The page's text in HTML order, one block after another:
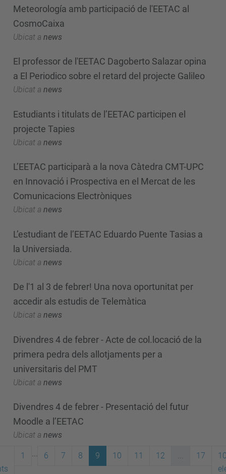
Meteorología amb participació de l'EETAC al
CosmoCaixa
Ubicat a news
El professor de l'EETAC Dagoberto Salazar opina
a El Periodico sobre el retard del projecte Galileo
Ubicat a news
Estudiants i titulats de l’EETAC participen el
projecte Tapies
Ubicat a news
L’EETAC participarà a la nova Càtedra CMT-UPC
en Innovació i Prospectiva en el Mercat de les
Comunicacions Electròniques
Ubicat a news
L’estudiant de l’EETAC Eduardo Puente Tasias a
la Universiada.
Ubicat a news
De l'1 al 3 de febrer! Una nova oportunitat per
accedir als estudis de Telemàtica
Ubicat a news
Divendres 4 de febrer - Acte de col.locació de la
primera pedra dels allotjaments per a
universitaris del PMT
Ubicat a news
Divendres 4 de febrer - Presentació del futur
Moodle a l’EETAC
Ubicat a news
1 6 7 8 9 10 11 12 ... 17